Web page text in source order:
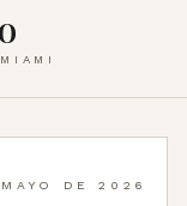
DE 2026